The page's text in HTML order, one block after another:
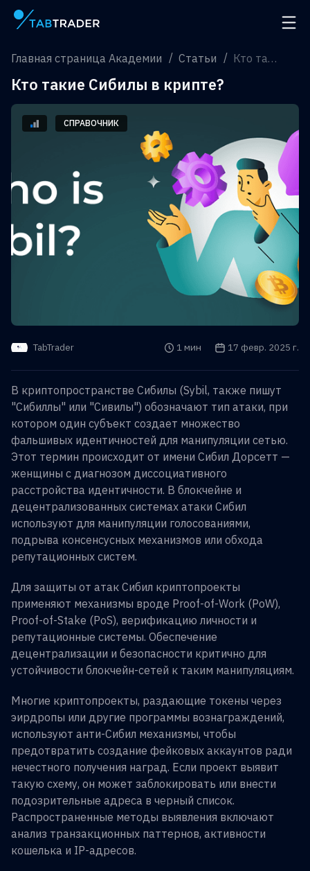
Главная страница
Главная страница Академии Статьи Кто такие Сибилы в крипте?
Кто такие Сибилы в крипте?
СПРАВОЧНИК
TabTrader Время чтения
1 мин Дата публикации
17 февр. 2025 г.
В криптопространстве Сибилы (Sybil, также пишут
"Сибиллы" или "Сивилы") обозначают тип атаки, при
котором один субъект создает множество
фальшивых идентичностей для манипуляции сетью.
Этот термин происходит от имени Сибил Дорсетт —
женщины с диагнозом диссоциативного
расстройства идентичности. В блокчейне и
децентрализованных системах атаки Сибил
используют для манипуляции голосованиями,
подрыва консенсусных механизмов или обхода
репутационных систем.
Для защиты от атак Сибил криптопроекты
применяют механизмы вроде Proof-of-Work (PoW),
Proof-of-Stake (PoS), верификацию личности и
репутационные системы. Обеспечение
децентрализации и безопасности критично для
устойчивости блокчейн-сетей к таким манипуляциям.
Многие криптопроекты, раздающие токены через
эирдропы или другие программы вознаграждений,
используют анти-Сибил механизмы, чтобы
предотвратить создание фейковых аккаунтов ради
нечестного получения наград. Если проект выявит
такую схему, он может заблокировать или внести
подозрительные адреса в черный список.
Распространенные методы выявления включают
анализ транзакционных паттернов, активности
кошелька и IP-адресов.